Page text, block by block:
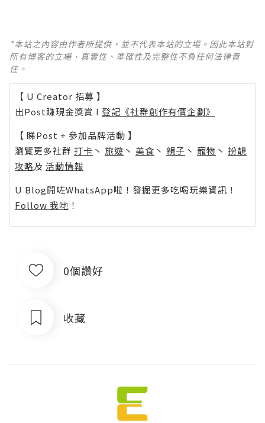
*本站之內容由作者所提供，並不代表本站的立場。因此本站對
所有博客的立場、真實性、準確性及完整性不負任何法律責
任。
【 U Creator 招募 】
出Post賺現金獎賞 l 登記《社群創作有價企劃》
【 睇Post + 參加品牌活動 】
瀏覽更多社群 打卡 丶 旅遊 丶 美食 丶 親子 丶 寵物 丶 扮靚
攻略及 活動情報
U Blog開咗WhatsApp啦！發掘更多吃喝玩樂資訊！
Follow 我哋 ！
0個讚好
收藏